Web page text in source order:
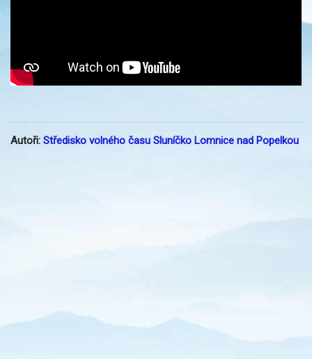
Autoři: Středisko volného času Sluníčko Lomnice nad Popelkou